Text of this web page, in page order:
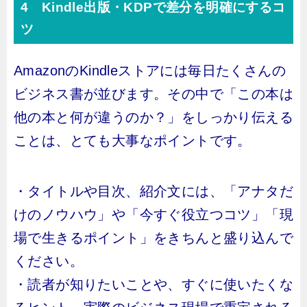
4 Kindle出版・KDPで差分を明確にするコ
ツ
AmazonのKindleストアには毎日たくさんの
ビジネス書が並びます。その中で「この本は
他の本と何が違うのか？」をしっかり伝える
ことは、とても大事なポイントです。
・タイトルや目次、紹介文には、「アナタだ
けのノウハウ」や「今すぐ役立つコツ」「現
場で生きるポイント」をきちんと盛り込んで
ください。
・読者が知りたいことや、すぐに使いたくな